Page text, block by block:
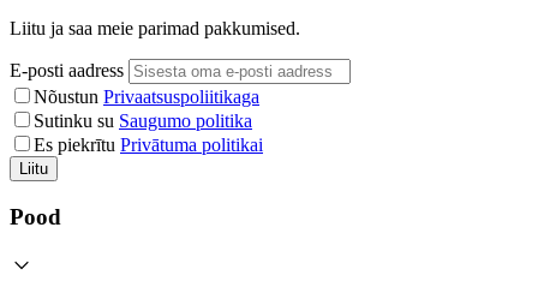
Liitu ja saa meie parimad pakkumised.
E-posti aadress
Nõustun Privaatsuspoliitikaga
Sutinku su Saugumo politika
Es piekrītu Privātuma politikai
Liitu
Pood